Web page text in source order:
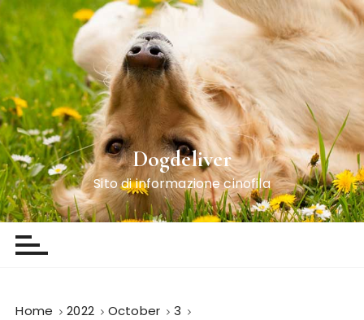
S
k
i
p
t
o
c
o
n
t
e
Dogdeliver
Sito di informazione cinofila
Home 2022 October
3